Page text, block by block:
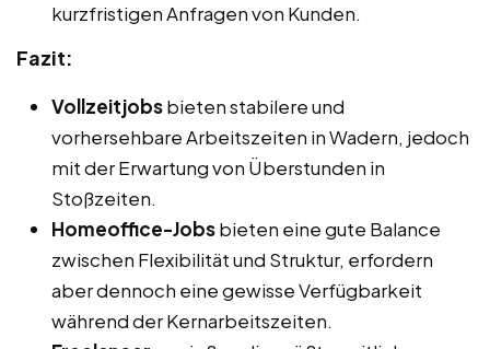
kurzfristigen Anfragen von Kunden.
Fazit:
Vollzeitjobsbieten stabilere und
vorhersehbare Arbeitszeiten in Wadern, jedoch
mit der Erwartung von Überstunden in
Stoßzeiten.
Homeoffice-Jobsbieten eine gute Balance
zwischen Flexibilität und Struktur, erfordern
aber dennoch eine gewisse Verfügbarkeit
während der Kernarbeitszeiten.